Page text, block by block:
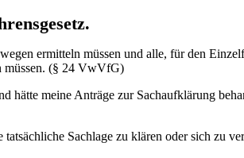
ermitteln müssen und alle, für den
müssen. (§ 24 VwVfG)
meine Anträge zur Sachaufklärung
Sachlage zu klären oder sich zu